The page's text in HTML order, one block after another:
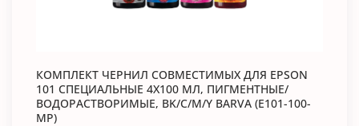
КОМПЛЕКТ ЧЕРНИЛ СОВМЕСТИМЫХ ДЛЯ EPSON
101 СПЕЦИАЛЬНЫЕ 4Х100 МЛ, ПИГМЕНТНЫЕ/
ВОДОРАСТВОРИМЫЕ, BK/C/M/Y BARVA (E101-100-
MP)